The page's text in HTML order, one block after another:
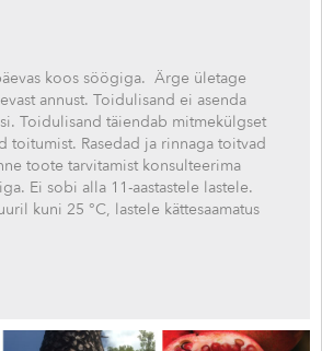
koos söögiga. Ärge ületage
annust. Toidulisand ei asenda
Toidulisand täiendab mitmekülgset
toitumist. Rasedad ja rinnaga toitvad
toote tarvitamist konsulteerima
Ei sobi alla 11-aastastele lastele.
kuni 25 °C, lastele kättesaamatus